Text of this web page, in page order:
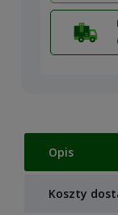
Opis
Koszty
Cena nie